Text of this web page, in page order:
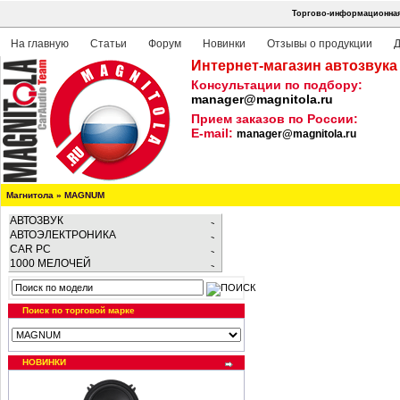
Торгово-
На главную Статьи Форум Новинки Отзывы о продукции
Интернет-магазин
Консультации по подбору:
manager@magnitola.ru
Прием заказов по России:
E-mail: manager@magnitola.ru
Магнитола » MAGNUM
АВТОЗВУК
АВТОЭЛЕКТРОНИКА
CAR PC
1000 МЕЛОЧЕЙ
Поиск по торговой марке
НОВИНКИ